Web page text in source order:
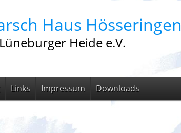
Haus Hösseringen
Heide e.V.
Links Impressum Downloads